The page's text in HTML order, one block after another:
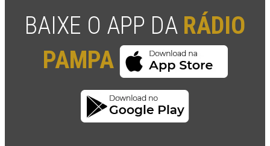
BAIXE O APP DA RÁDIO
PAMPA